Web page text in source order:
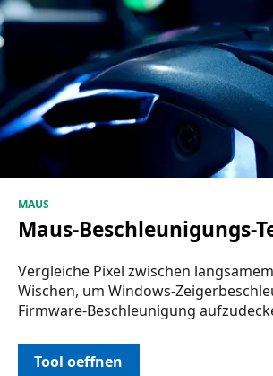
MAUS
Maus-Beschleunigungs-
Vergleiche Pixel zwischen
Wischen, um Windows-
Firmware-Beschleunigung
Tool oeffnen